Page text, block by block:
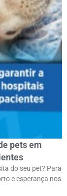
pets em
do seu pet? Para
e esperança nos